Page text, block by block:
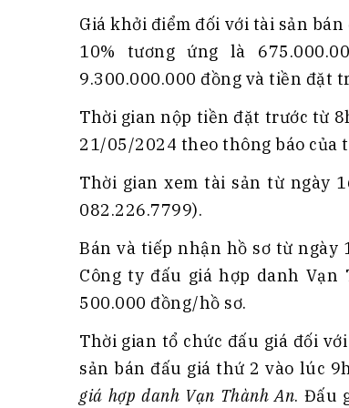
Giá khởi điểm đối với tài sản
10% tương ứng là
9.300.000.000 đồng và tiền đặt
Thời gian nộp tiền đặt trước từ
21/05/2024 theo thông báo của
Thời gian xem tài sản từ ngày
082.226.7799).
Bán và tiếp nhận hồ sơ từ
Công ty đấu giá hợp danh
500.000 đồng/hồ sơ.
Thời gian tổ chức đấu giá đối
sản bán đấu giá thứ 2 vào lúc
giá hợp danh Vạn Thành An. Đấu